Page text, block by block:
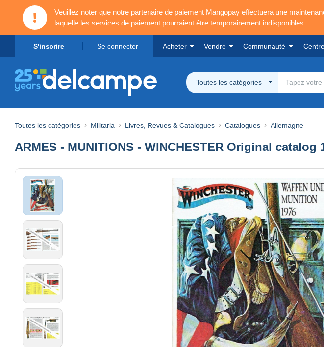
Veuillez noter que notre partenaire de paiement Mangopay effectuera une
laquelle les services de paiement pourraient être temporairement indisponibles.
S'inscrire Se connecter Acheter Vendre Communauté
Toutes les catégories
Toutes les catégories Militaria Livres, Revues & Catalogues Catalogues Allemagne
ARMES - MUNITIONS - WINCHESTER Original